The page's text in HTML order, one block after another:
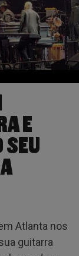
E
SEU
Atlanta nos
guitarra